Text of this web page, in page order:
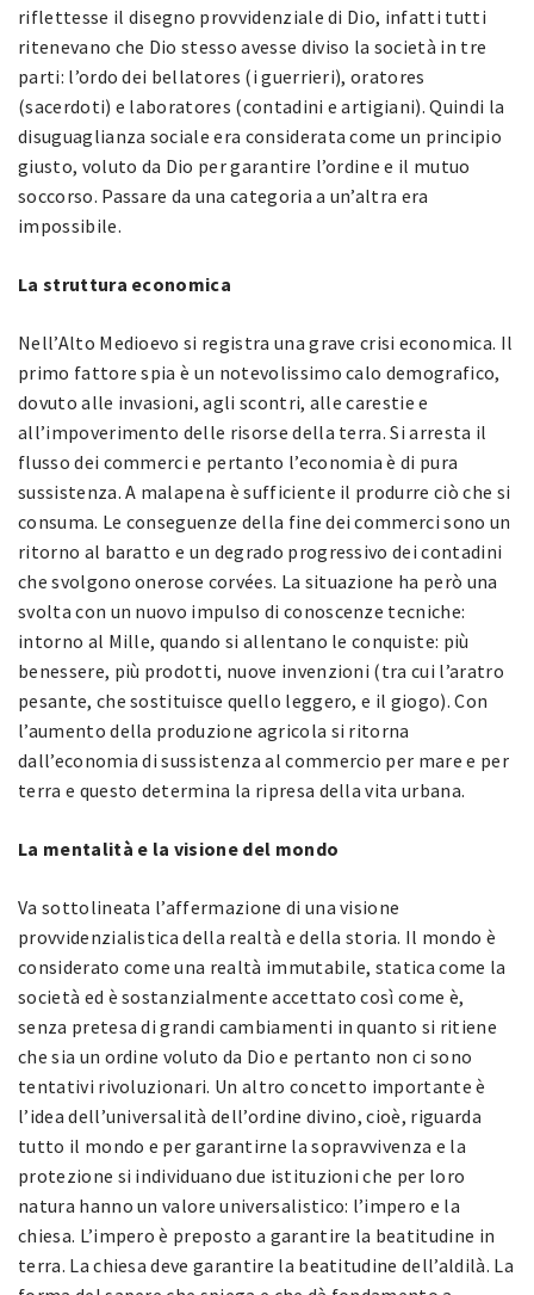
riflettesse il disegno provvidenziale di Dio, infatti tutti
ritenevano che Dio stesso avesse diviso la società in tre
parti: l’ordo dei bellatores (i guerrieri), oratores
(sacerdoti) e laboratores (contadini e artigiani). Quindi la
disuguaglianza sociale era considerata come un principio
giusto, voluto da Dio per garantire l’ordine e il mutuo
soccorso. Passare da una categoria a un’altra era
impossibile.
La struttura economica
Nell’Alto Medioevo si registra una grave crisi economica. Il
primo fattore spia è un notevolissimo calo demografico,
dovuto alle invasioni, agli scontri, alle carestie e
all’impoverimento delle risorse della terra. Si arresta il
flusso dei commerci e pertanto l’economia è di pura
sussistenza. A malapena è sufficiente il produrre ciò che si
consuma. Le conseguenze della fine dei commerci sono un
ritorno al baratto e un degrado progressivo dei contadini
che svolgono onerose corvées. La situazione ha però una
svolta con un nuovo impulso di conoscenze tecniche:
intorno al Mille, quando si allentano le conquiste: più
benessere, più prodotti, nuove invenzioni (tra cui l’aratro
pesante, che sostituisce quello leggero, e il giogo). Con
l’aumento della produzione agricola si ritorna
dall’economia di sussistenza al commercio per mare e per
terra e questo determina la ripresa della vita urbana.
La mentalità e la visione del mondo
Va sottolineata l’affermazione di una visione
provvidenzialistica della realtà e della storia. Il mondo è
considerato come una realtà immutabile, statica come la
società ed è sostanzialmente accettato così come è,
senza pretesa di grandi cambiamenti in quanto si ritiene
che sia un ordine voluto da Dio e pertanto non ci sono
tentativi rivoluzionari. Un altro concetto importante è
l’idea dell’universalità dell’ordine divino, cioè, riguarda
tutto il mondo e per garantirne la sopravvivenza e la
protezione si individuano due istituzioni che per loro
natura hanno un valore universalistico: l’impero e la
chiesa. L’impero è preposto a garantire la beatitudine in
terra. La chiesa deve garantire la beatitudine dell’aldilà. La